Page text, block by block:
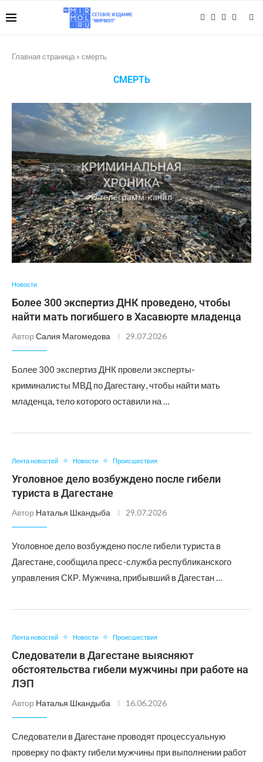
Главная страница » смерть
СМЕРТЬ
Новости
Более 300 экспертиз ДНК проведено, чтобы
найти мать погибшего в Хасавюрте младенца
Автор Салия Магомедова 29.07.2026
Более 300 экспертиз ДНК провели эксперты-
криминалисты МВД по Дагестану, чтобы найти мать
младенца, тело которого оставили на …
Лента новостей Новости Происшествия
Уголовное дело возбуждено после гибели
туриста в Дагестане
Автор Наталья Шкандыба 29.07.2026
Уголовное дело возбуждено после гибели туриста в
Дагестане, сообщила пресс-служба республиканского
управления СКР. Мужчина, прибывший в Дагестан …
Лента новостей Новости Происшествия
Следователи в Дагестане выясняют
обстоятельства гибели мужчины при работе на
ЛЭП
Автор Наталья Шкандыба 16.06.2026
Следователи в Дагестане проводят процессуальную
проверку по факту гибели мужчины при выполнении работ